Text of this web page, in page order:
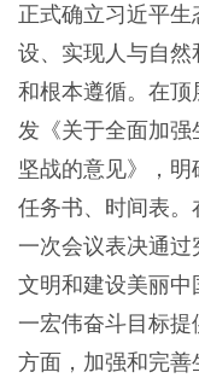
正式确立习近平
设、实现人与自然
和根本遵循。在
发《关于全面加
坚战的意见》，明
任务书、时间表
一次会议表决通
文明和建设美丽
一宏伟奋斗目标
方面，加强和完善